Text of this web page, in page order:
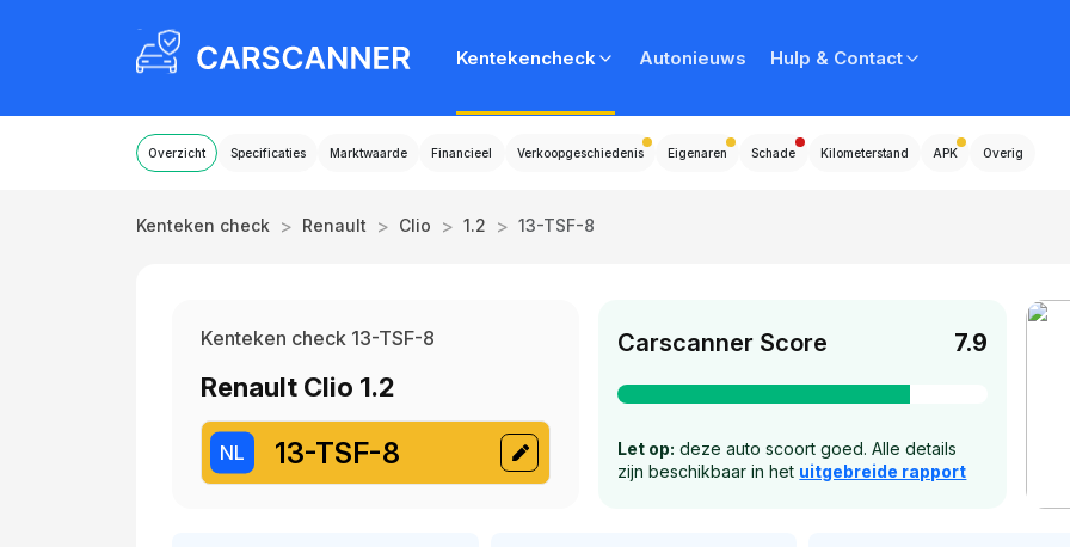
Kentekencheck Autonieuws Hulp & Contact
Overzicht Specificaties Marktwaarde Financieel Verkoopgeschiedenis Eigenaren Schade Kilometerstand APK Overig
Kenteken check > Renault > Clio > 1.2 > 13-TSF-8
Kenteken check 13-TSF-8
Renault Clio 1.2
NL 13-TSF-8
Carscanner Score 7.9
Let op: deze auto scoort goed. Alle details
zijn beschikbaar in het uitgebreide rapport